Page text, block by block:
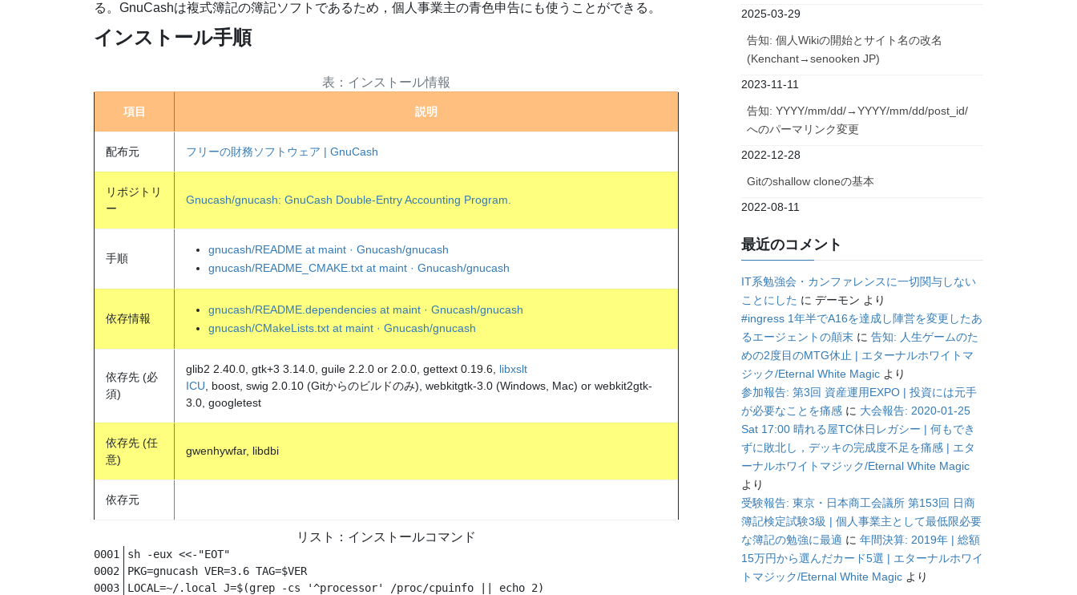
る。GnuCashは複式簿記の簿記ソフトであるため，個人事業主の青色申告にも使うことができる。
インストール手順
インストール情報
項目 説明
配布元 フリーの財務ソフトウェア | GnuCash
リポジトリ
ー
Gnucash/gnucash: GnuCash Double-Entry Accounting Program.
手順
gnucash/README at maint · Gnucash/gnucash
gnucash/README_CMAKE.txt at maint · Gnucash/gnucash
依存情報
gnucash/README.dependencies at maint · Gnucash/gnucash
gnucash/CMakeLists.txt at maint · Gnucash/gnucash
依存先 (必
須)
glib2 2.40.0, gtk+3 3.14.0, guile 2.2.0 or 2.0.0, gettext 0.19.6, libxslt
ICU , boost, swig 2.0.10 (Gitからのビルドのみ), webkitgtk-3.0 (Windows, Mac) or webkit2gtk-
3.0, googletest
依存先 (任
意)
gwenhywfar, libdbi
依存元
インストールコマンド
sh -eux <<-"EOT"
PKG=gnucash VER=3.6 TAG=$VER
LOCAL=~/.local J=$(grep -cs '^processor' /proc/cpuinfo || echo 2)
2025-03-29
告知: 個人Wikiの開始とサイト名の改名
(Kenchant→senooken JP)
2023-11-11
告知: YYYY/mm/dd/→YYYY/mm/dd/post_id/
へのパーマリンク変更
2022-12-28
Gitのshallow cloneの基本
2022-08-11
最近のコメント
IT系勉強会・カンファレンスに一切関与しない
ことにした にデーモン より
#ingress 1年半でA16を達成し陣営を変更したあ
るエージェントの顛末 に告知: 人生ゲームのた
めの2度目のMTG休止 | エターナルホワイトマ
ジック/Eternal White Magic より
参加報告: 第3回 資産運用EXPO | 投資には元手
が必要なことを痛感 に 大会報告: 2020-01-25
Sat 17:00 晴れる屋TC休日レガシー | 何もでき
ずに敗北し，デッキの完成度不足を痛感 | エタ
ーナルホワイトマジック/Eternal White Magic
より
受験報告: 東京・日本商工会議所 第153回 日商
簿記検定試験3級 | 個人事業主として最低限必要
な簿記の勉強に最適 に年間決算: 2019年 | 総額
15万円から選んだカード5選 | エターナルホワイ
トマジック/Eternal White Magic より